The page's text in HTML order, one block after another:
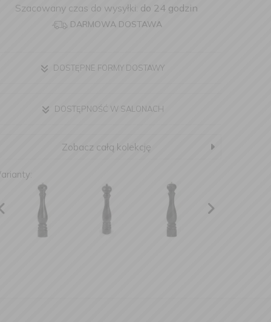
Szacowany czas do wysyłki: do 24 godzin
DARMOWA DOSTAWA
DOSTĘPNE FORMY DOSTAWY
DOSTĘPNOŚĆ W SALONACH
Zobacz całą kolekcję